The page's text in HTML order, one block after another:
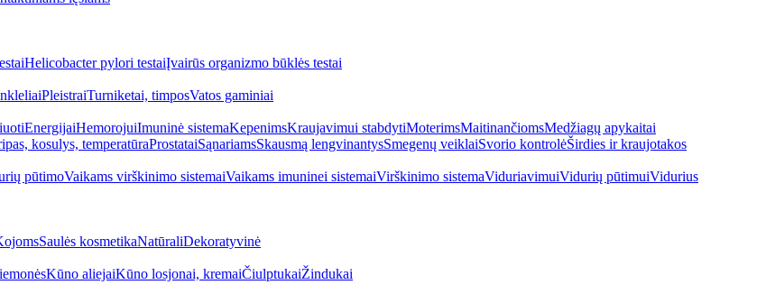
Helicobacter pylori testaiĮvairūs organizmo būklės testai
PleistraiTurniketai, timposVatos gaminiai
EnergijaiHemorojuiImuninė sistemaKepenimsKraujavimui stabdytiMoterimsMaitinančiomsMedžiagų apykaitai
kosulys, temperatūraProstataiSąnariamsSkausmą lengvinantysSmegenų veiklaiSvorio kontrolėŠirdies ir kraujotakos
pūtimoVaikams virškinimo sistemaiVaikams imuninei sistemaiVirškinimo sistemaViduriavimuiVidurių pūtimuiVidurius
Saulės kosmetikaNatūraliDekoratyvinė
Kūno aliejaiKūno losjonai, kremaiČiulptukaiŽindukai